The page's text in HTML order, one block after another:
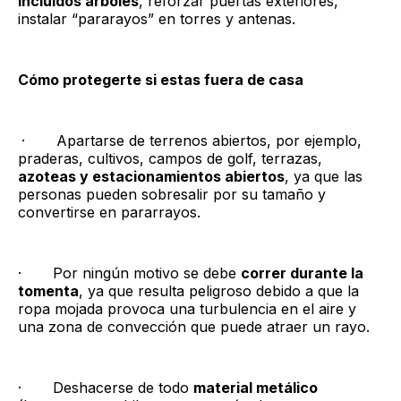
instalar “pararayos” en torres y antenas.
Cómo protegerte si estas fuera de casa
· Apartarse de terrenos abiertos, por ejemplo,
praderas, cultivos, campos de golf, terrazas,
azoteas y estacionamientos abiertos, ya que las
personas pueden sobresalir por su tamaño y
convertirse en pararrayos.
· Por ningún motivo se debe correr durante la
tomenta, ya que resulta peligroso debido a que la
ropa mojada provoca una turbulencia en el aire y
una zona de convección que puede atraer un rayo.
· Deshacerse de todo material metálico